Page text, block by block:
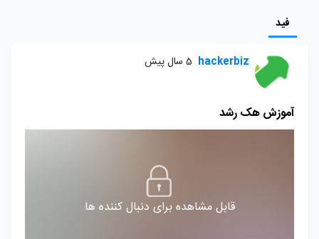
فید
hackerbiz 5 سال پیش
آموزش هک رشد
قابل مشاهده برای دنبال کننده ها